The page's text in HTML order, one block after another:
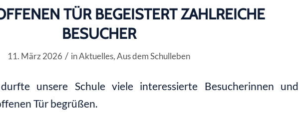
TÜR BEGEISTERT ZAHLREICHE
BESUCHER
11. März 2026 / inAktuelles,Aus dem Schulleben
unsere Schule viele interessierte Besucherinnen und
Tür begrüßen.